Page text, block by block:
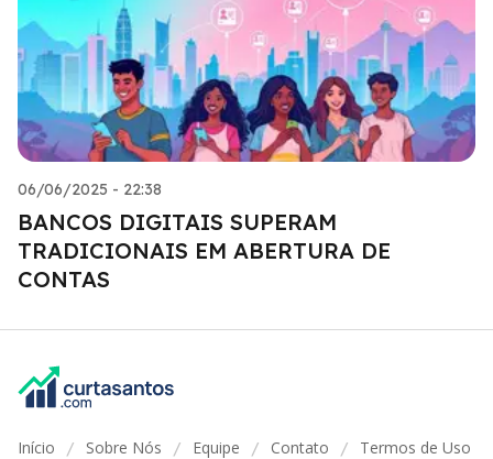
06/06/2025 - 22:38
BANCOS DIGITAIS SUPERAM
TRADICIONAIS EM ABERTURA DE
CONTAS
Início / Sobre Nós / Equipe / Contato / Termos de Uso